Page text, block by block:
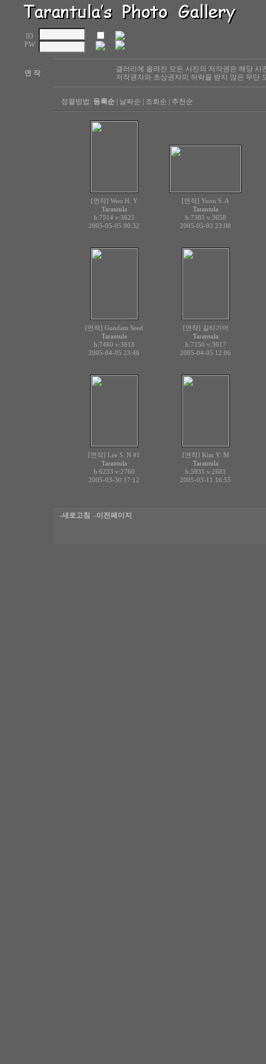
ID
PW
연 작
갤러리에 올려진 모든 사진의 저작권은 해당
저작권자와 초상권자의 허락을 받지 않은 무단
정렬방법: 등록순 날짜순 조회순 추천순
[연작] Woo H. Y
Tarantula
h:7514 v:3625
2005-05-05 00:32
[연작] Yoon S. A
Tarantula
h:7385 v:3658
2005-05-03 23:08
[연작] Gundam Seed
Tarantula
h:7460 v:3618
2005-04-05 23:46
[연작] 길티기어
Tarantula
h:7150 v:3617
2005-04-05 12:06
[연작] Lee S. N #1
Tarantula
h:6233 v:2760
2005-03-30 17:12
[연작] Kim Y. M
Tarantula
h:5931 v:2681
2005-03-11 16:55
-새로고침 -이전페이지